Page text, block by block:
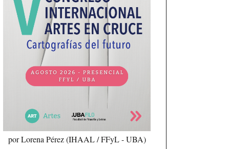
por Lorena Pérez (IHAAL / FFyL - UBA)